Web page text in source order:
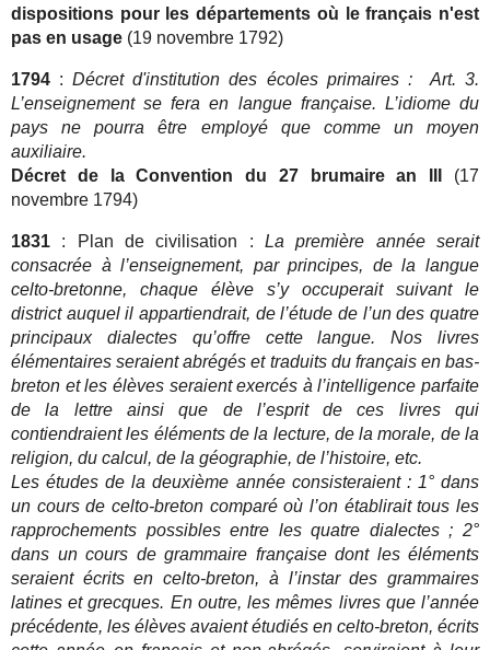
dispositions pour les départements où le français n'est
pas en usage (19 novembre 1792)
1794 :Décret d'institution des écoles primaires : Art. 3.
L’enseignement se fera en langue française. L’idiome du
pays ne pourra être employé que comme un moyen
auxiliaire.
Décret de la Convention du 27 brumaire an III
(17
novembre 1794)
1831 : Plan de civilisation : La première année serait
consacrée à l’enseignement, par principes, de la langue
celto-bretonne, chaque élève s’y occuperait suivant le
district auquel il appartiendrait, de l’étude de l’un des quatre
principaux dialectes qu’offre cette langue. Nos livres
élémentaires seraient abrégés et traduits du français en bas-
breton et les élèves seraient exercés à l’intelligence parfaite
de la lettre ainsi que de l’esprit de ces livres qui
contiendraient les éléments de la lecture, de la morale, de la
religion, du calcul, de la géographie, de l’histoire, etc.
Les études de la deuxième année consisteraient : 1° dans
un cours de celto-breton comparé où l’on établirait tous les
rapprochements possibles entre les quatre dialectes ; 2°
dans un cours de grammaire française dont les éléments
seraient écrits en celto-breton, à l’instar des grammaires
latines et grecques. En outre, les mêmes livres que l’année
précédente, les élèves avaient étudiés en celto-breton, écrits